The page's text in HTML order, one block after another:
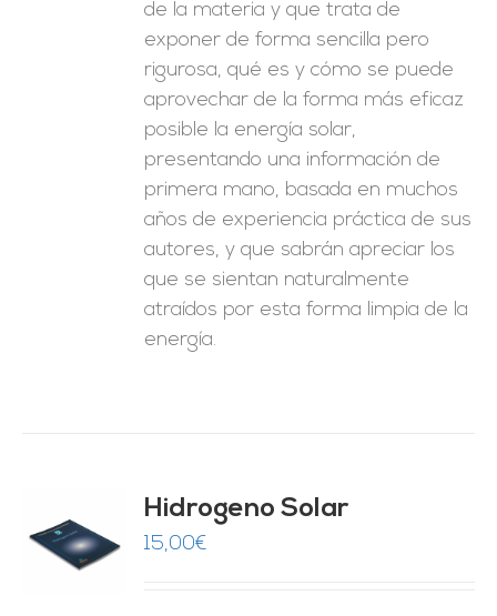
de la materia y que trata de
exponer de forma sencilla pero
rigurosa, qué es y cómo se puede
aprovechar de la forma más eficaz
posible la energía solar,
presentando una información de
primera mano, basada en muchos
años de experiencia práctica de sus
autores, y que sabrán apreciar los
que se sientan naturalmente
atraídos por esta forma limpia de la
energía.
Hidrogeno Solar
15,00€